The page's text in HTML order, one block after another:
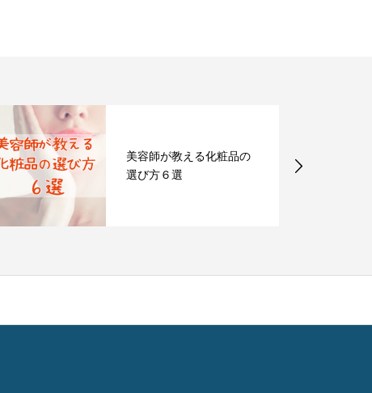
美容師が教える化粧品の
選び方６選